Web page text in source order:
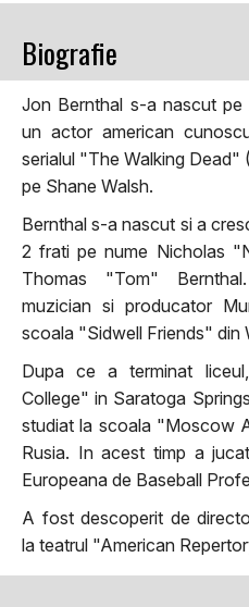
Biografie
Jon Bernthal s-a nascut pe
un actor american
serialul "The Walking
pe Shane Walsh.
Bernthal s-a nascut si a
2 frati pe nume Nicholas
Thomas "Tom"
muzician si producator
scoala "Sidwell Friends" din
Dupa ce a terminat
College" in Saratoga
studiat la scoala "Moscow
Rusia. In acest timp a
Europeana de Baseball
A fost descoperit de
la teatrul "American